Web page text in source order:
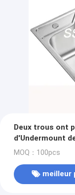
Deux trous ont
d'Undermount
MOQ：100pcs
meilleur